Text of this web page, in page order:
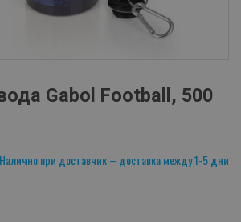
Gabol Football, 500
Налично при доставчик – доставка между 1-5 дни